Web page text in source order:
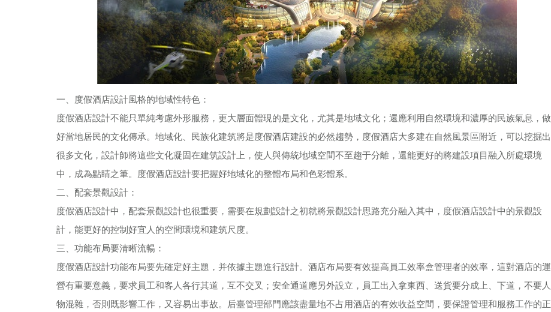
一、度假酒店設計風格的地域性特色：
度假酒店設計不能只單純考慮外形服務，更大層面體現的是文化，尤其是地域文化；還應利用自然環境和濃厚的民族氣息，做
好當地居民的文化傳承。地域化、民族化建筑將是度假酒店建設的必然趨勢，度假酒店大多建在自然風景區附近，可以挖掘出
很多文化，設計師將這些文化凝固在建筑設計上，使人與傳統地域空間不至趨于分離，還能更好的將建設項目融入所處環境
中，成為點睛之筆。度假酒店設計要把握好地域化的整體布局和色彩體系。
二、配套景觀設計：
度假酒店設計中，配套景觀設計也很重要，需要在規劃設計之初就將景觀設計思路充分融入其中，度假酒店設計中的景觀設
計，能更好的控制好宜人的空間環境和建筑尺度。
三、功能布局要清晰流暢：
度假酒店設計功能布局要先確定好主題，并依據主題進行設計。酒店布局要有效提高員工效率盒管理者的效率，這對酒店的運
營有重要意義，要求員工和客人各行其道，互不交叉；安全通道應另外設立，員工出入拿東西、送貨要分成上、下道，不要人
物混雜，否則既影響工作，又容易出事故。后臺管理部門應該盡量地不占用酒店的有效收益空間，要保證管理和服務工作的正